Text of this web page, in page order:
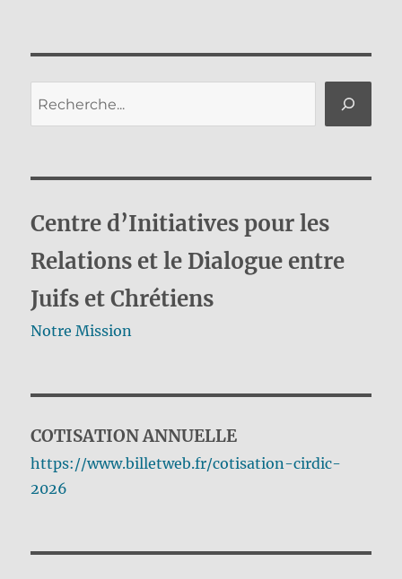
Centre d’Initiatives pour les
Relations et le Dialogue entre
Juifs et Chrétiens
Notre Mission
COTISATION ANNUELLE
https://www.billetweb.fr/cotisation-cirdic-
2026